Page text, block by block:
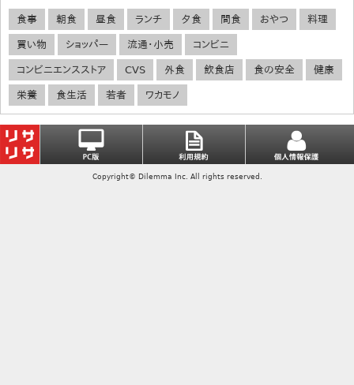
食事 朝食 昼食 ランチ 夕食 間食 おやつ 料理
買い物 ショッパー 流通・小売 コンビニ
コンビニエンスストア CVS 外食 飲食店 食の安全 健康
栄養 食生活 若者 ワカモノ
Copyright© Dilemma Inc. All rights reserved.